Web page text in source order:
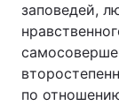
заповедей,
по